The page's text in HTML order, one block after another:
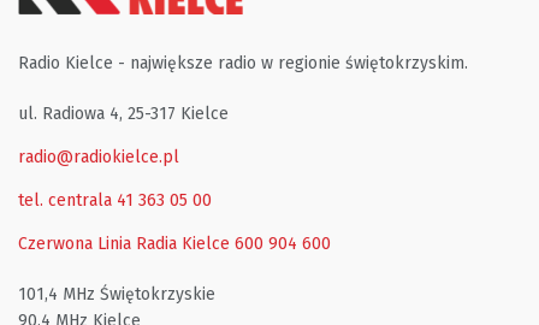
Radio Kielce - największe radio w regionie świętokrzyskim.
ul. Radiowa 4, 25-317 Kielce
radio@radiokielce.pl
tel. centrala 41 363 05 00
Czerwona Linia Radia Kielce 600 904 600
101,4 MHz Świętokrzyskie
90,4 MHz Kielce